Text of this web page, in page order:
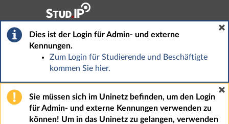
Hauptnavigation
Fußzeile
Dies ist der Login für Admin- und externe
Kennungen.
Zum Login für Studierende und Beschäftigte
kommen Sie hier.
Sie müssen sich im Uninetz befinden, um den Login
für Admin- und externe Kennungen verwenden zu
können! Um in das Uninetz zu gelangen, verwenden